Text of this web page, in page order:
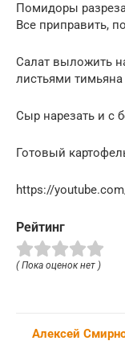
Помидоры
Все приправить,
Салат выложить
листьями
Сыр нарезать и с
Готовый
https://
Рейтинг
( Пока оценок нет )
Алексей